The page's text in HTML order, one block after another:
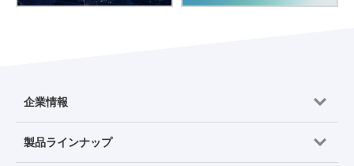
企業情報
製品ラインナップ